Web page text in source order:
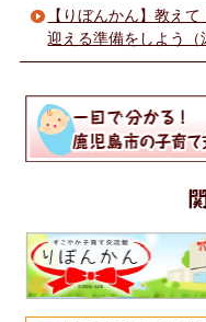
【りぼんかん】教え
迎える準備をしよう（